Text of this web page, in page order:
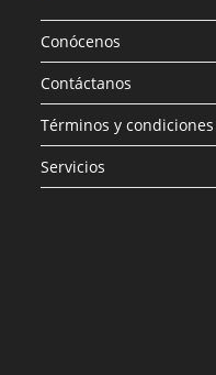
Conócenos
Contáctanos
Términos y condiciones
Servicios